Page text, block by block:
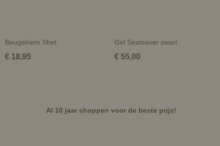
Beugelriem Shet
€ 18,95
Gel Seatsaver zwart
€ 55,00
Al 10 jaar shoppen voor de beste prijs!